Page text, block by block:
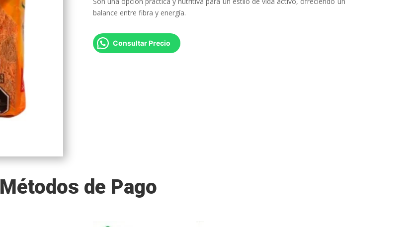
balance entre fibra y energía.
Consultar Precio
Métodos de Pago